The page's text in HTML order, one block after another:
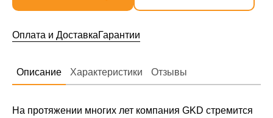
Оплата и ДоставкаГарантии
Описание Характеристики Отзывы
На протяжении многих лет компания GKD стремится